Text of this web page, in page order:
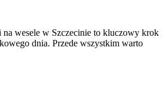
wesele w Szczecinie to kluczowy krok
dnia. Przede wszystkim warto